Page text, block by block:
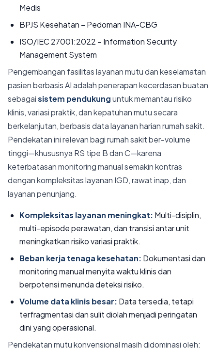
Medis
BPJS Kesehatan – Pedoman INA-CBG
ISO/IEC 27001:2022 – Information Security
Management System
Pengembangan fasilitas layanan mutu dan keselamatan
pasien berbasis AI adalah penerapan kecerdasan buatan
sebagaisistem pendukunguntuk memantau risiko
klinis, variasi praktik, dan kepatuhan mutu secara
berkelanjutan, berbasis data layanan harian rumah sakit.
Pendekatan ini relevan bagi rumah sakit ber-volume
tinggi—khususnya RS tipe B dan C—karena
keterbatasan monitoring manual semakin kontras
dengan kompleksitas layanan IGD, rawat inap, dan
layanan penunjang.
Kompleksitas layanan meningkat: Multi-disiplin,
multi-episode perawatan, dan transisi antar unit
meningkatkan risiko variasi praktik.
Beban kerja tenaga kesehatan: Dokumentasi dan
monitoring manual menyita waktu klinis dan
berpotensi menunda deteksi risiko.
Volume data klinis besar: Data tersedia, tetapi
terfragmentasi dan sulit diolah menjadi peringatan
dini yang operasional.
Pendekatan mutu konvensional masih didominasi oleh: